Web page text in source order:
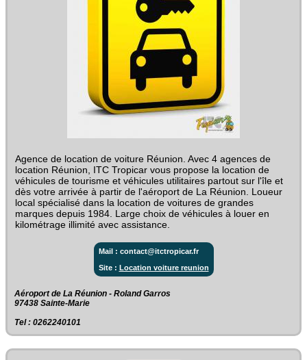
Agence de location de voiture Réunion. Avec 4 agences de
location Réunion, ITC Tropicar vous propose la location de
véhicules de tourisme et véhicules utilitaires partout sur l'île et
dès votre arrivée à partir de l'aéroport de La Réunion. Loueur
local spécialisé dans la location de voitures de grandes
marques depuis 1984. Large choix de véhicules à louer en
kilométrage illimité avec assistance.
Mail : contact@itctropicar.fr
Site : Location voiture reunion
Aéroport de La Réunion - Roland Garros‎
97438 Sainte-Marie
Tel : 0262240101